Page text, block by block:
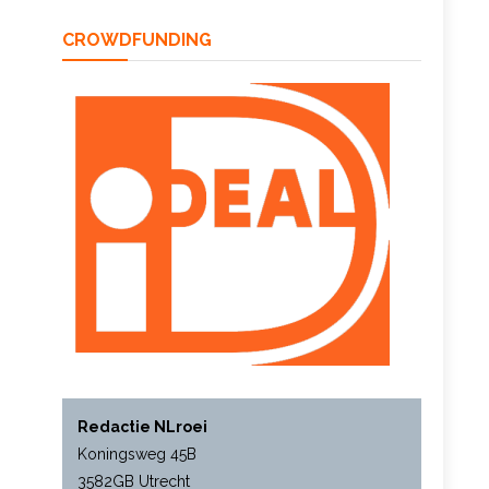
CROWDFUNDING
Redactie NLroei
Koningsweg 45B
3582GB Utrecht